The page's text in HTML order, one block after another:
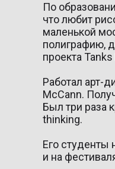
По
что любит
маленькой
полиграфию,
проекта
Работал арт-
McCann.
Был три раза
thinking.
Его студенты
и на